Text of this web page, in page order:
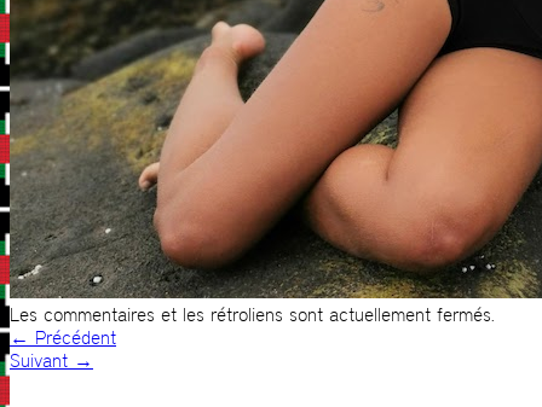
Les commentaires et les rétroliens sont actuellement fermés.
← Précédent
Suivant →